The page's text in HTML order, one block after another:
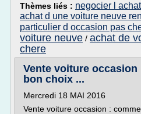
Thèmes liés : negocier l
achat d une voiture neuve
particulier d occasion pas
voiture neuve / achat de
chere
Vente voiture
bon choix ...
Mercredi 18 MAI 2016
Vente voiture occasion :